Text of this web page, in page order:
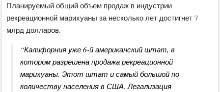
Планируемый общий объем продаж в индустрии
рекреационной марихуаны за несколько лет достигнет 7
млрд долларов.
“Калифорния уже 6-й американский штат, в
котором разрешена продажа рекреационной
марихуаны. Этот штат и самый большой по
количеству населения в США. Легализация